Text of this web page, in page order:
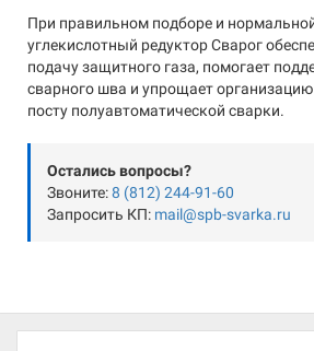
При правильном подборе и
углекислотный редуктор Сварог
подачу защитного газа, помогает
сварного шва и упрощает
посту полуавтоматической сварки.
Остались вопросы?
Звоните:8 (812) 244-91-60
Запросить КП: mail@spb-svarka.ru